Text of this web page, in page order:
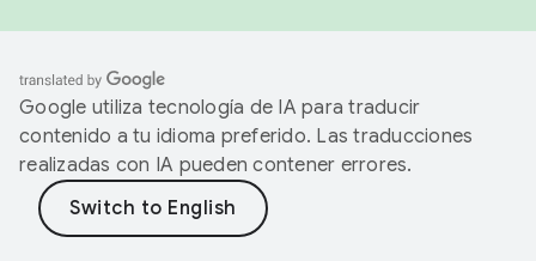
Google utiliza tecnología de IA para traducir
contenido a tu idioma preferido. Las traducciones
realizadas con IA pueden contener errores.